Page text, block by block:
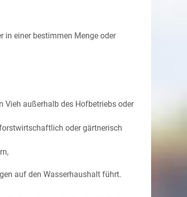
in einer bestimmen Menge oder
Vieh außerhalb des Hofbetriebs oder
oder gärtnerisch
auf den Wasserhaushalt führt.